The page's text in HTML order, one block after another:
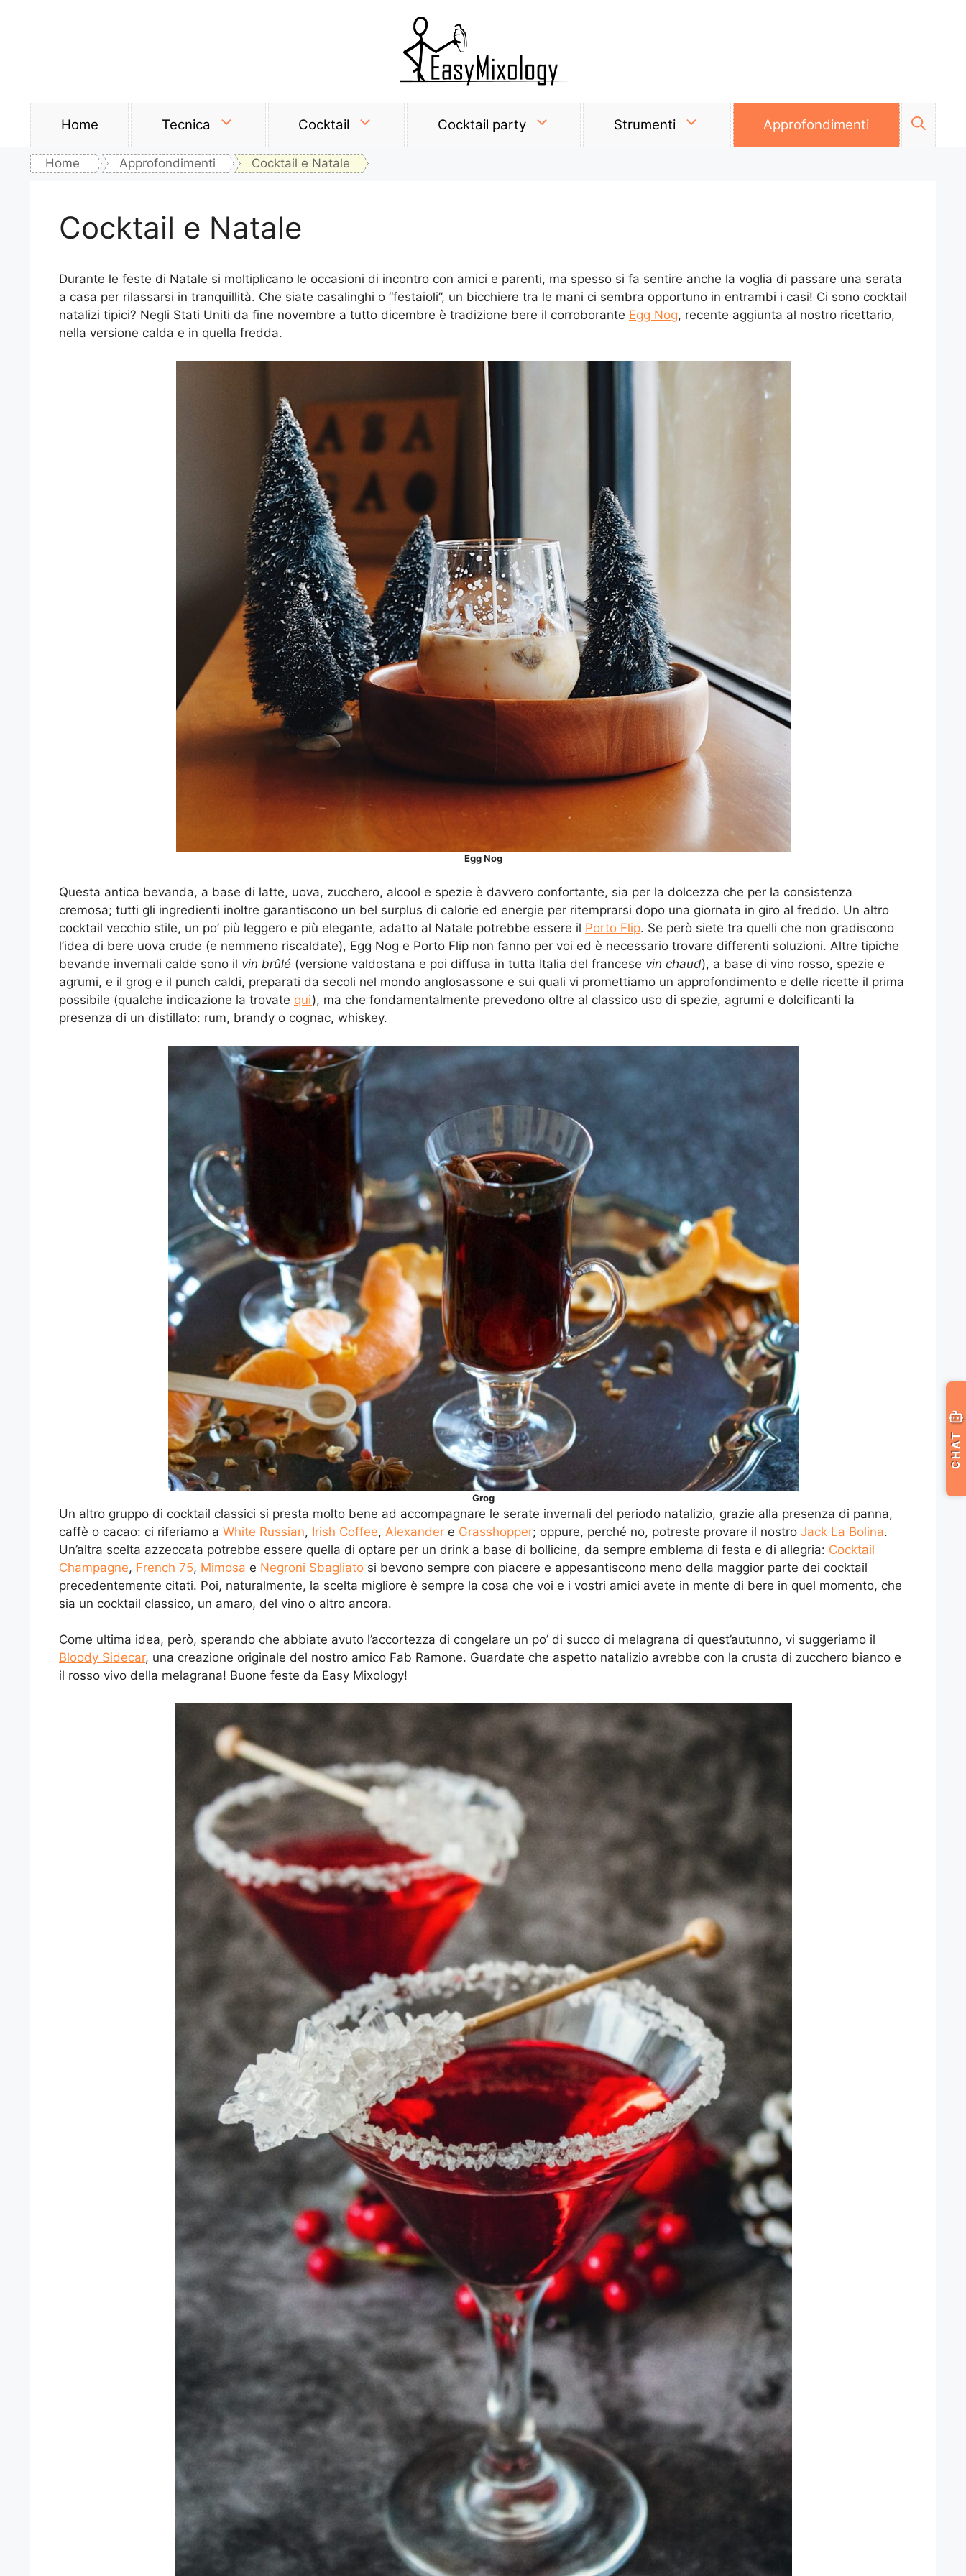
Home Tecnica Cocktail Cocktail party Strumenti Approfondimenti
Home Approfondimenti Cocktail e Natale
Cocktail e Natale
Durante le feste di Natale si moltiplicano le occasioni di incontro con amici e parenti, ma spesso si fa sentire anche la voglia di passare una serata
a casa per rilassarsi in tranquillità. Che siate casalinghi o “festaioli”, un bicchiere tra le mani ci sembra opportuno in entrambi i casi! Ci sono cocktail
natalizi tipici? Negli Stati Uniti da fine novembre a tutto dicembre è tradizione bere il corroborante Egg Nog, recente aggiunta al nostro ricettario,
nella versione calda e in quella fredda.
Egg Nog
Questa antica bevanda, a base di latte, uova, zucchero, alcool e spezie è davvero confortante, sia per la dolcezza che per la consistenza
cremosa; tutti gli ingredienti inoltre garantiscono un bel surplus di calorie ed energie per ritemprarsi dopo una giornata in giro al freddo. Un altro
cocktail vecchio stile, un po’ più leggero e più elegante, adatto al Natale potrebbe essere il Porto Flip. Se però siete tra quelli che non gradiscono
l’idea di bere uova crude (e nemmeno riscaldate), Egg Nog e Porto Flip non fanno per voi ed è necessario trovare differenti soluzioni. Altre tipiche
bevande invernali calde sono il vin brûlé (versione valdostana e poi diffusa in tutta Italia del francese vin chaud), a base di vino rosso, spezie e
agrumi, e il grog e il punch caldi, preparati da secoli nel mondo anglosassone e sui quali vi promettiamo un approfondimento e delle ricette il prima
possibile (qualche indicazione la trovate qui), ma che fondamentalmente prevedono oltre al classico uso di spezie, agrumi e dolcificanti la
presenza di un distillato: rum, brandy o cognac, whiskey.
Grog
Un altro gruppo di cocktail classici si presta molto bene ad accompagnare le serate invernali del periodo natalizio, grazie alla presenza di panna,
caffè o cacao: ci riferiamo a White Russian, Irish Coffee, Alexander e Grasshopper; oppure, perché no, potreste provare il nostro Jack La Bolina.
Un’altra scelta azzeccata potrebbe essere quella di optare per un drink a base di bollicine, da sempre emblema di festa e di allegria: Cocktail
Champagne, French 75, Mimosa e Negroni Sbagliato si bevono sempre con piacere e appesantiscono meno della maggior parte dei cocktail
precedentemente citati. Poi, naturalmente, la scelta migliore è sempre la cosa che voi e i vostri amici avete in mente di bere in quel momento, che
sia un cocktail classico, un amaro, del vino o altro ancora.
Come ultima idea, però, sperando che abbiate avuto l’accortezza di congelare un po’ di succo di melagrana di quest’autunno, vi suggeriamo il
Bloody Sidecar, una creazione originale del nostro amico Fab Ramone. Guardate che aspetto natalizio avrebbe con la crusta di zucchero bianco e
il rosso vivo della melagrana! Buone feste da Easy Mixology!
CHAT